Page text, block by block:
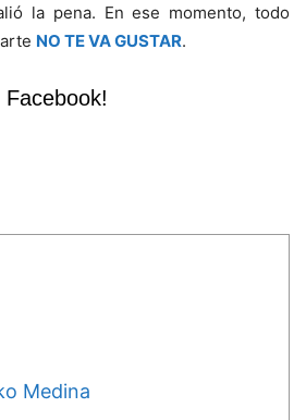
la pena. En ese momento, todo
NO TE VA GUSTAR.
Medina